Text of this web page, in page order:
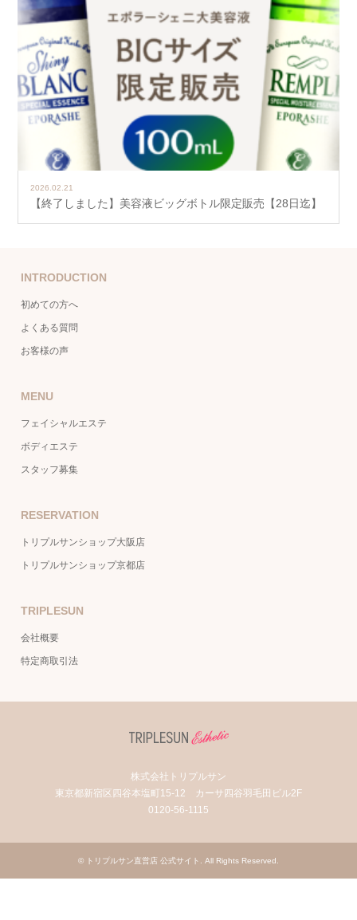
2026.02.21
【終了しました】美容液ビッグボトル限定販売【28日迄】
INTRODUCTION
初めての方へ
よくある質問
お客様の声
MENU
フェイシャルエステ
ボディエステ
スタッフ募集
RESERVATION
トリプルサンショップ大阪店
トリプルサンショップ京都店
TRIPLESUN
会社概要
特定商取引法
株式会社トリプルサン
東京都新宿区四谷本塩町15-12 カーサ四谷羽毛田ビル2F
0120-56-1115
© トリプルサン直営店 公式サイト . All Rights Reserved.